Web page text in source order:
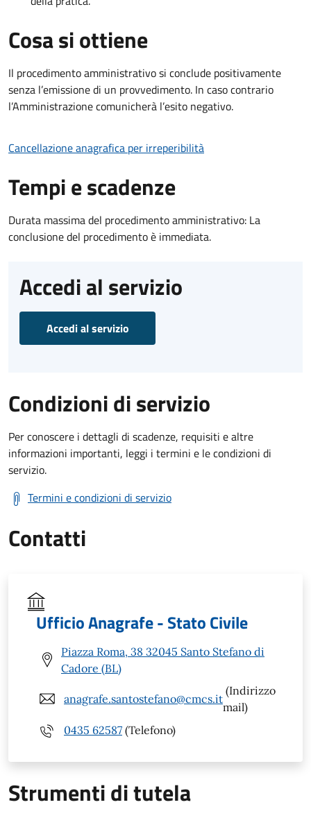
Cosa si ottiene
Il procedimento amministrativo si conclude positivamente
senza l’emissione di un provvedimento. In caso contrario
l’Amministrazione comunicherà l’esito negativo.
Cancellazione anagrafica per irreperibilità
Tempi e scadenze
Durata massima del procedimento amministrativo: La
conclusione del procedimento è immediata.
Accedi al servizio
Accedi al servizio
Condizioni di servizio
Per conoscere i dettagli di scadenze, requisiti e altre
informazioni importanti, leggi i termini e le condizioni di
servizio.
Termini e condizioni di servizio
Contatti
Ufficio Anagrafe - Stato Civile
Piazza Roma, 38 32045 Santo Stefano di
Cadore (BL)
anagrafe.santostefano@cmcs.it
(Indirizzo
mail)
0435 62587 (Telefono)
Strumenti di tutela